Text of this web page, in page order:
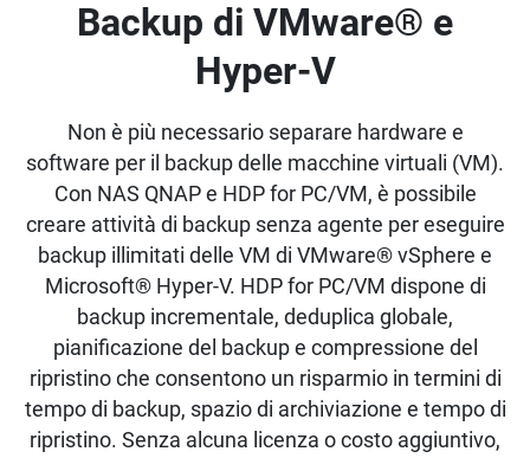
Backup di VMware® e
Hyper-V
Non è più necessario separare hardware e
software per il backup delle macchine virtuali (VM).
Con NAS QNAP e HDP for PC/VM, è possibile
creare attività di backup senza agente per eseguire
backup illimitati delle VM di VMware® vSphere e
Microsoft® Hyper-V. HDP for PC/VM dispone di
backup incrementale, deduplica globale,
pianificazione del backup e compressione del
ripristino che consentono un risparmio in termini di
tempo di backup, spazio di archiviazione e tempo di
ripristino. Senza alcuna licenza o costo aggiuntivo,